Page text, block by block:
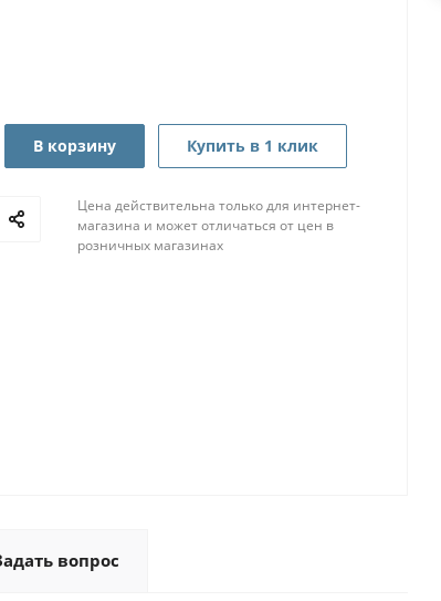
В корзину Купить в 1 клик
Цена действительна только для интернет-
магазина и может отличаться от цен в
розничных магазинах
вопрос